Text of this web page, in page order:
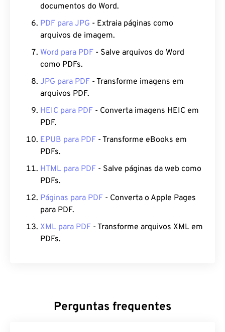
documentos do Word.
PDF para JPG - Extraia páginas como
arquivos de imagem.
Word para PDF - Salve arquivos do Word
como PDFs.
JPG para PDF - Transforme imagens em
arquivos PDF.
HEIC para PDF - Converta imagens HEIC em
PDF.
EPUB para PDF - Transforme eBooks em
PDFs.
HTML para PDF - Salve páginas da web como
PDFs.
Páginas para PDF - Converta o Apple Pages
para PDF.
XML para PDF - Transforme arquivos XML em
PDFs.
Perguntas frequentes